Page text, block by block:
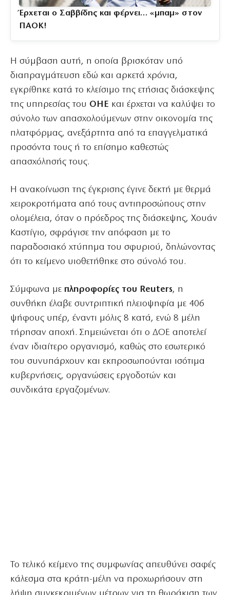
Έρχεται ο Σαββίδης και φέρνει… «μπαμ» στον
ΠΑΟΚ!
Η σύμβαση αυτή, η οποία βρισκόταν υπό
διαπραγμάτευση εδώ και αρκετά χρόνια,
εγκρίθηκε κατά το κλείσιμο της ετήσιας διάσκεψης
της υπηρεσίας του ΟΗΕ και έρχεται να καλύψει το
σύνολο των απασχολούμενων στην οικονομία της
πλατφόρμας, ανεξάρτητα από τα επαγγελματικά
προσόντα τους ή το επίσημο καθεστώς
απασχόλησής τους.
Η ανακοίνωση της έγκρισης έγινε δεκτή με θερμά
χειροκροτήματα από τους αντιπροσώπους στην
ολομέλεια, όταν ο πρόεδρος της διάσκεψης, Χουάν
Καστίγιο, σφράγισε την απόφαση με το
παραδοσιακό χτύπημα του σφυριού, δηλώνοντας
ότι το κείμενο υιοθετήθηκε στο σύνολό του.
Σύμφωνα με πληροφορίες του Reuters, η
συνθήκη έλαβε συντριπτική πλειοψηφία με 406
ψήφους υπέρ, έναντι μόλις 8 κατά, ενώ 8 μέλη
τήρησαν αποχή. Σημειώνεται ότι ο ΔΟΕ αποτελεί
έναν ιδιαίτερο οργανισμό, καθώς στο εσωτερικό
του συνυπάρχουν και εκπροσωπούνται ισότιμα
κυβερνήσεις, οργανώσεις εργοδοτών και
συνδικάτα εργαζομένων.
Το τελικό κείμενο της συμφωνίας απευθύνει σαφές
κάλεσμα στα κράτη-μέλη να προχωρήσουν στη